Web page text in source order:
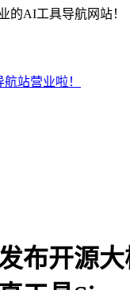
的AI工具导航网站！
站营业啦！
布开源